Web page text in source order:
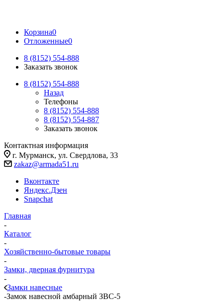
Корзина0
Отложенные0
8 (8152) 554-888
Заказать звонок
8 (8152) 554-888
Назад
Телефоны
8 (8152) 554-888
8 (8152) 554-887
Заказать звонок
Контактная информация
г. Мурманск, ул. Свердлова, 33
zakaz@armada51.ru
Вконтакте
Яндекс.Дзен
Snapchat
Главная
-
Каталог
-
Хозяйственно-бытовые товары
-
Замки, дверная фурнитура
-
Замки навесные
-Замок навесной амбарный ЗВС-5